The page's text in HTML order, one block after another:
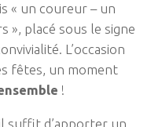
« un coureur – un
», placé sous le signe
L’occasion
fêtes, un moment
!
suffit d’apporter un